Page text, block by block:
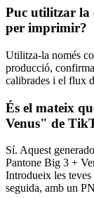
Puc utilitzar la
per imprimir?
Utilitza-la només
producció,
calibrades i el flux
És el mateix
Venus" de
Sí. Aquest
Pantone Big 3 +
Introdueix les
seguida, amb un